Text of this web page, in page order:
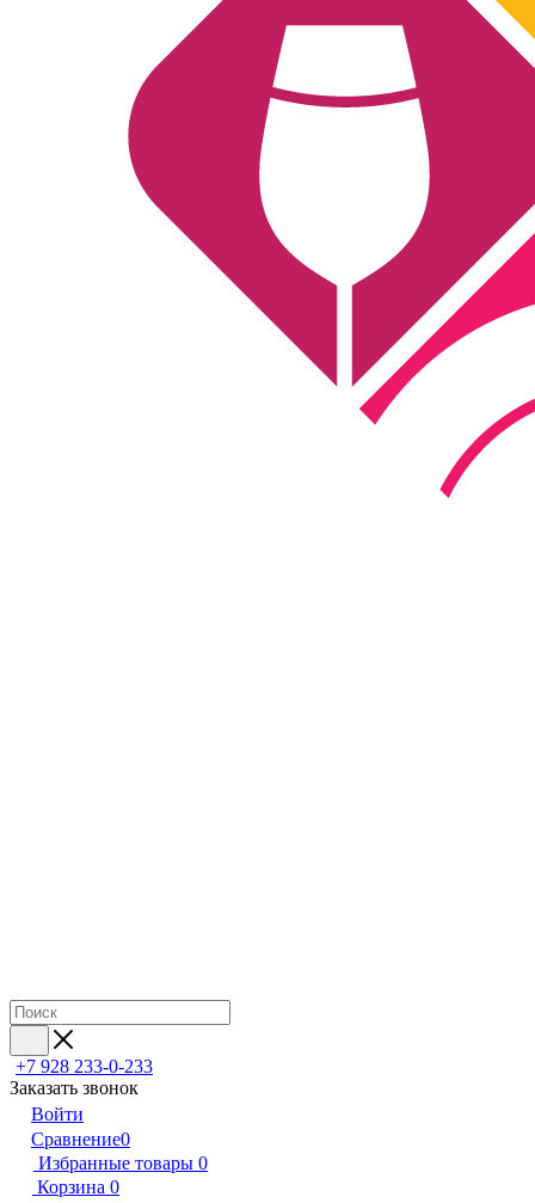
+7 928 233-0-233
Заказать звонок
Войти
Сравнение0
Избранные товары 0
Корзина 0